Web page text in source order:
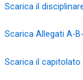
Scarica il
Scarica Allegati A-
Scarica il